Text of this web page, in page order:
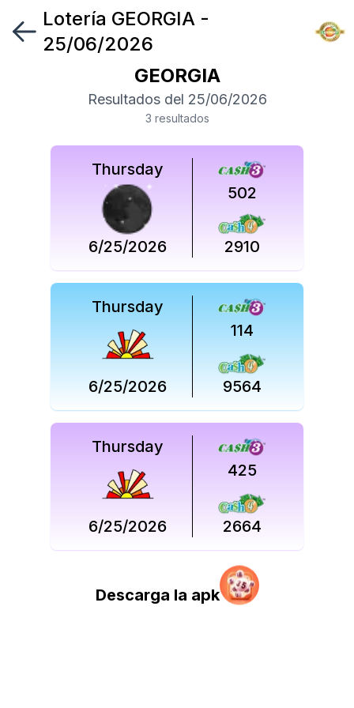
Síguenos
en
Lotería GEORGIA -
25/06/2026
GEORGIA
Resultados del 25/06/2026
3 resultados
Thursday
6/25/2026
502
2910
Thursday
6/25/2026
114
9564
Thursday
6/25/2026
425
2664
Descarga la apk